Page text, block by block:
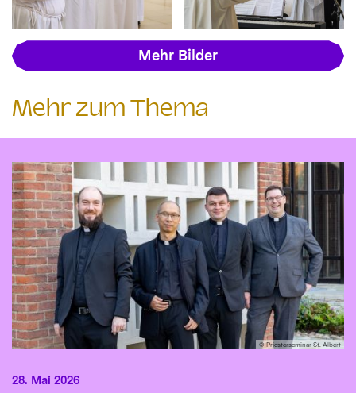
Mehr Bilder
Mehr zum Thema
© Priesterseminar St. Albert
28. Mai 2026